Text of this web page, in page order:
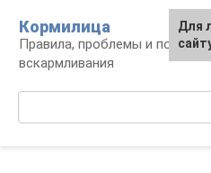
контенту
Кормилица
Правила, проблемы и польза
вскармливания
Для